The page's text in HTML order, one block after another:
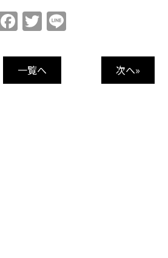
Facebook
Twitter
一覧へ 次へ»